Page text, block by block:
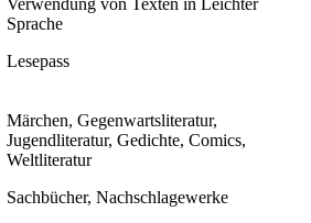
Sprache
Lesepass
Märchen, Gegenwartsliteratur,
Jugendliteratur, Gedichte, Comics,
Weltliteratur
Sachbücher, Nachschlagewerke